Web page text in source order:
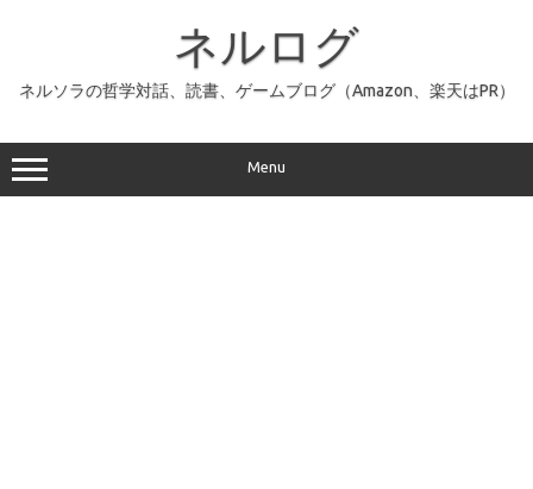
ッ
プ
ネルログ
ネルソラの哲学対話、読書、ゲームブログ（Amazon、楽天はPR）
Menu